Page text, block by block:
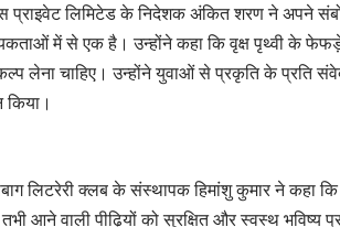
प्राइवेट लिमिटेड के निदेशक अंकित शरण ने अपने
में से एक है। उन्होंने कहा कि वृक्ष पृथ्वी के
लेना चाहिए। उन्होंने युवाओं से प्रकृति के प्रति
किया।
लिटरेरी क्लब के संस्थापक हिमांशु कुमार ने कहा
आने वाली पीढ़ियों को सुरक्षित और स्वस्थ